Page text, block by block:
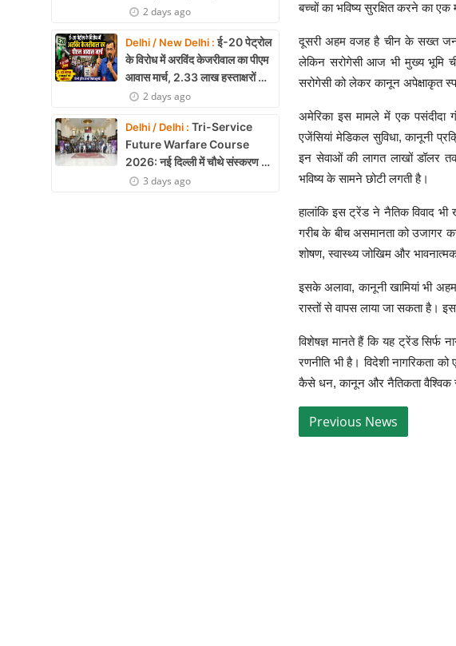
एयर टर्बुलेंस
2 days ago
Delhi / New Delhi :ई-20 पेट्रोल
के विरोध में अरविंद केजरीवाल का पीएम
आवास मार्च, 2.33 लाख हस्ताक्षरों की
याचिका2 days ago
Delhi / Delhi : Tri-Service
Future Warfare Course
2026: नई दिल्ली में चौथे संस्करण का
शुभारंभ3 days ago
बच्चों का भविष्य सुरक्षित करने का
दूसरी अहम वजह है चीन के सख्त
लेकिन सरोगेसी आज भी मुख्य भूमि
सरोगेसी को लेकर कानून अपेक्षाकृत
अमेरिका इस मामले में एक पसंदीदा
एजेंसियां मेडिकल सुविधा, कानूनी
इन सेवाओं की लागत लाखों डॉलर
भविष्य के सामने छोटी लगती है।
हालांकि इस ट्रेंड ने नैतिक विवाद
गरीब के बीच असमानता को उजागर
शोषण, स्वास्थ्य जोखिम और
इसके अलावा, कानूनी खामियां भी
रास्तों से वापस लाया जा सकता है।
विशेषज्ञ मानते हैं कि यह ट्रेंड सिर्फ
रणनीति भी है। विदेशी नागरिकता
कैसे धन, कानून और नैतिकता वैश्विक